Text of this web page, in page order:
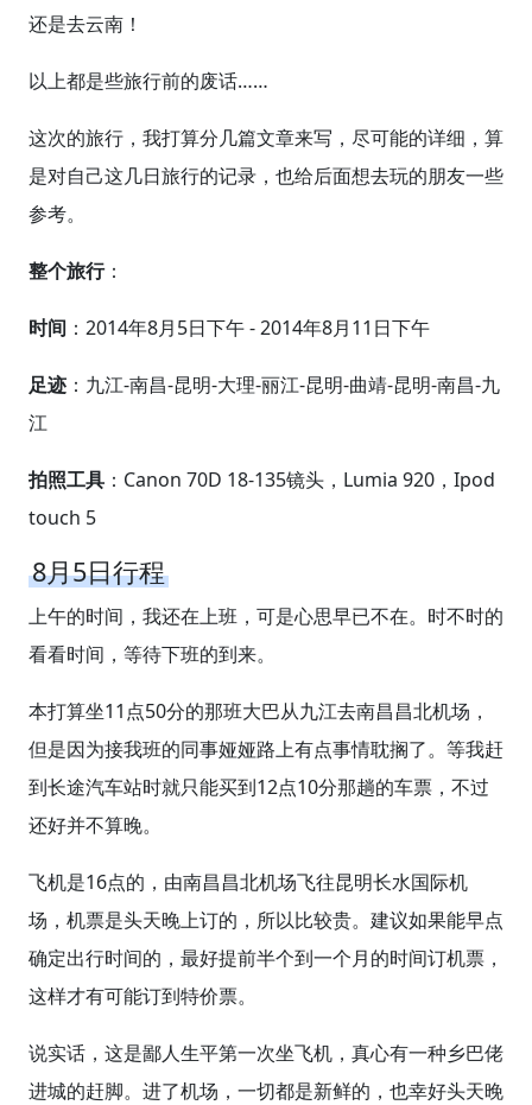
还是去云南！
以上都是些旅行前的废话……
这次的旅行，我打算分几篇文章来写，尽可能的详细，算
是对自己这几日旅行的记录，也给后面想去玩的朋友一些
参考。
整个旅行：
时间 ：2014年8月5日下午 - 2014年8月11日下午
足迹 ：九江-南昌-昆明-大理-丽江-昆明-曲靖-昆明-南昌-九
江
拍照工具 ：Canon 70D 18-135镜头，Lumia 920，Ipod
touch 5
8月5日行程
上午的时间，我还在上班，可是心思早已不在。时不时的
看看时间，等待下班的到来。
本打算坐11点50分的那班大巴从九江去南昌昌北机场，
但是因为接我班的同事娅娅路上有点事情耽搁了。等我赶
到长途汽车站时就只能买到12点10分那趟的车票，不过
还好并不算晚。
飞机是16点的，由南昌昌北机场飞往昆明长水国际机
场，机票是头天晚上订的，所以比较贵。建议如果能早点
确定出行时间的，最好提前半个到一个月的时间订机票，
这样才有可能订到特价票。
说实话，这是鄙人生平第一次坐飞机，真心有一种乡巴佬
进城的赶脚。进了机场，一切都是新鲜的，也幸好头天晚